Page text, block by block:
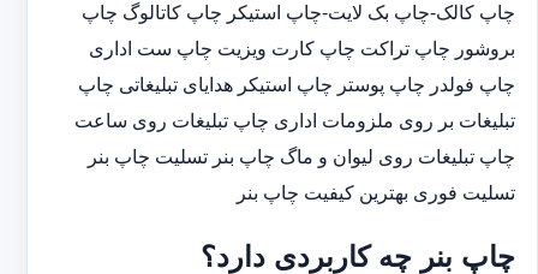
چاپ کالک-چاپ بک لایت-چاپ استیکر چاپ کاتالوگ چاپ
بروشور چاپ تراکت چاپ کارت ویزیت چاپ ست اداری
چاپ فولدر چاپ پوستر چاپ استیکر هدایای تبلیغاتی چاپ
تبلیغات بر روی ملزومات اداری چاپ تبلیغات روی ساعت
چاپ تبلیغات روی لیوان و ماگ چاپ بنر تسلیت چاپ بنر
تسلیت فوری بهترین کیفیت چاپ بنر
چاپ بنر چه کاربردی دارد؟